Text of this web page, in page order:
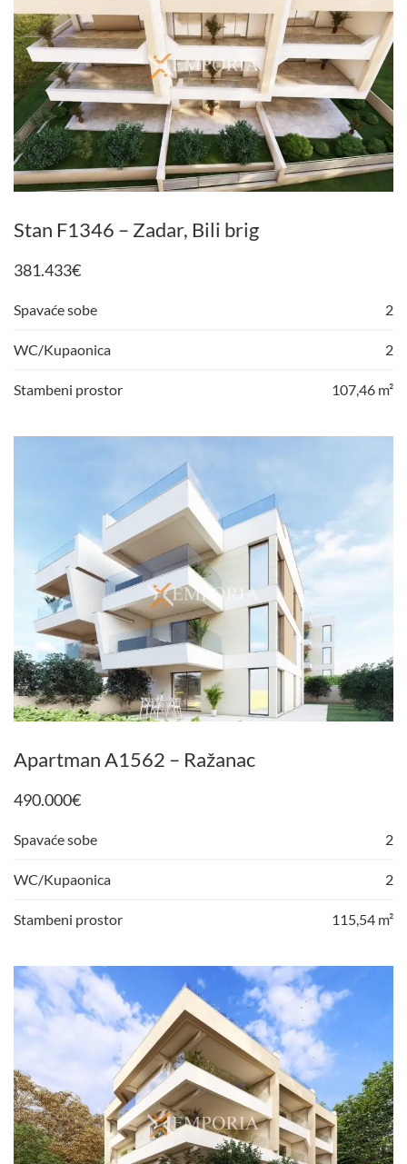
Stan F1346 – Zadar, Bili brig
381.433€
Spavaće sobe 2
WC/Kupaonica 2
Stambeni prostor 107,46 m²
Apartman A1562 – Ražanac
490.000€
Spavaće sobe 2
WC/Kupaonica 2
Stambeni prostor 115,54 m²